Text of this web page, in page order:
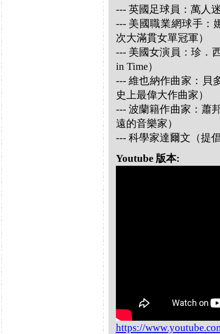
--- 英國足球員：萬人
--- 美國職業網球手：
次大滿貫女單冠軍）
--- 美國女演員：珍．
in Time）
--- 維也納作曲家：貝
史上最偉大作曲家）
--- 波蘭籍作曲家：蕭
遠的音樂家）
--- 科學家達爾文（提
Youtube 版本:
https://